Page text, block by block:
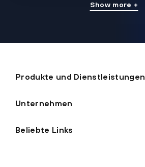
Show more +
Produkte und Dienstleistungen
Unternehmen
Beliebte Links